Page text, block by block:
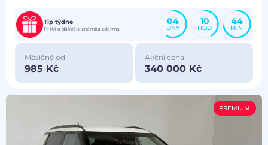
Tip týdne
PHM a dálniční známka zdarma
04
DNY
10
HOD
44
MIN
Měsíčně od
985 Kč
Akční cena
340 000 Kč
PREMIUM